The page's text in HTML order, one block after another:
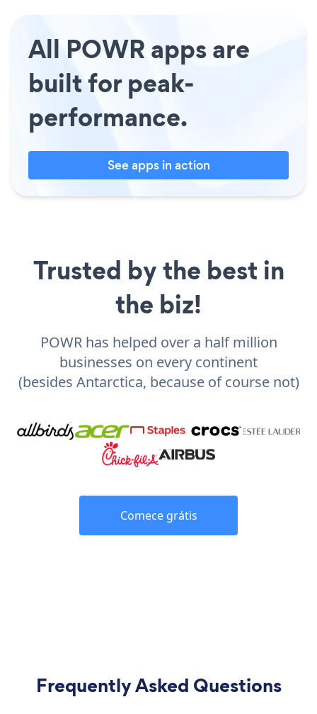
All POWR apps are
built for peak-
performance.
See apps in action
Trusted by the best in
the biz!
POWR has helped over a half million
businesses on every continent
(besides Antarctica, because of course not)
Comece grátis
Frequently Asked Questions